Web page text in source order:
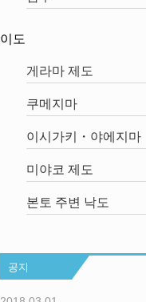
이도
게라마 제도
쿠메지마
이시가키・야에지마
미야코 제도
본토 주변 낙도
공지